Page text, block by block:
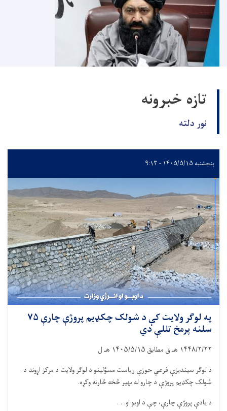
تازه خبرونه
نور دلته
پنجشنبه ۱۴۰۵/۵/۱۵ - ۹:۱۳
په لوګر ولایت کې د شولک چکډیم پروژې چارې ۷۵
سلنه پرمخ تللې دي
۱۴۴۸/۲/۲۲ هـ ق مطابق ۱۴۰۵/۵/۱۵ هـ ل
د لوګر سیندیزې فرعي حوزې ریاست مسؤلینو د لوګر ولایت د مرکز اړوند د
شولک چکډیم پروژې د چارو له بهیر څخه څارنه وکړه.
د یادې پروژې چارې، چې د اوبو او. . .